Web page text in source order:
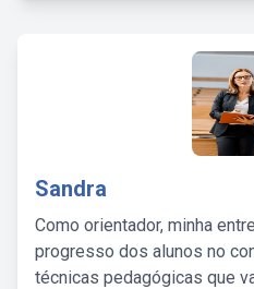
Sandra
Como orientador, minha
progresso dos alunos no
técnicas pedagógicas que